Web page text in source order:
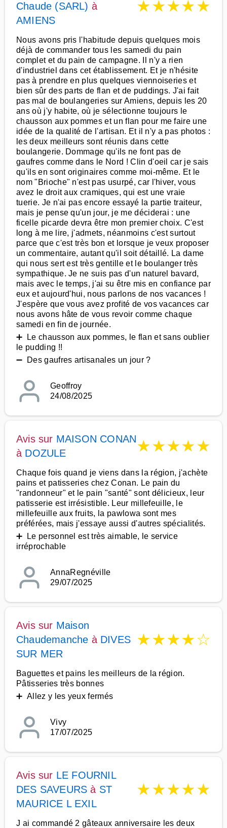
Chaude (SARL) à
AMIENS
★★★★★
Nous avons pris l'habitude depuis quelques mois
déjà de commander tous les samedi du pain
complet et du pain de campagne. Il n'y a rien
d'industriel dans cet établissement. Et je n'hésite
pas à prendre en plus quelques viennoiseries et
bien sûr des parts de flan et de puddings. J'ai fait
pas mal de boulangeries sur Amiens, depuis les 20
ans où j'y habite, où je sélectionne toujours le
chausson aux pommes et un flan pour me faire une
idée de la qualité de l'artisan. Et il n'y a pas photos :
les deux meilleurs sont réunis dans cette
boulangerie. Dommage qu'ils ne font pas de
gaufres comme dans le Nord ! Clin d'oeil car je sais
qu'ils en sont originaires comme moi-même. Et le
nom "Brioche" n'est pas usurpé, car l'hiver, vous
avez le droit aux cramiques, qui est une vraie
tuerie. Je n'ai pas encore essayé la partie traiteur,
mais je pense qu'un jour, je me déciderai : une
ficelle picarde devra être mon premier choix. C'est
long à me lire, j'admets, néanmoins c'est surtout
parce que c'est très bon et lorsque je veux proposer
un commentaire, autant qu'il soit détaillé. La dame
qui nous sert est très gentille et le boulanger très
sympathique. Je ne suis pas d'un naturel bavard,
mais avec le temps, j'ai su être mis en confiance par
eux et aujourd'hui, nous parlons de nos vacances !
J'espère que vous avez profité de vos vacances car
nous avons hâte de vous revoir comme chaque
samedi en fin de journée.
➕ Le chausson aux pommes, le flan et sans oublier
le pudding !!
➖ Des gaufres artisanales un jour ?
Geoffroy
24/08/2025
Avis sur MAISON CONAN
à DOZULE ★★★★★
Chaque fois quand je viens dans la région, j'achète
pains et patisseries chez Conan. Le pain du
"randonneur" et le pain "santé" sont délicieux, leur
patisserie est irrésistible. Leur millefeuille, le
millefeuille aux fruits, la pawlowa sont mes
préférées, mais j'essaye aussi d'autres spécialités.
➕ Le personnel est très aimable, le service
irréprochable
AnnaRegnéville
29/07/2025
Avis sur Maison
Chaudemanche à DIVES
SUR MER
★★★★☆
Baguettes et pains les meilleurs de la région.
Pâtisseries très bonnes
➕ Allez y les yeux fermés
Vivy
17/07/2025
Avis sur LE FOURNIL
DES SAVEURS à ST
MAURICE L EXIL
★★★★★
J ai commandé 2 gâteaux anniversaire les deux